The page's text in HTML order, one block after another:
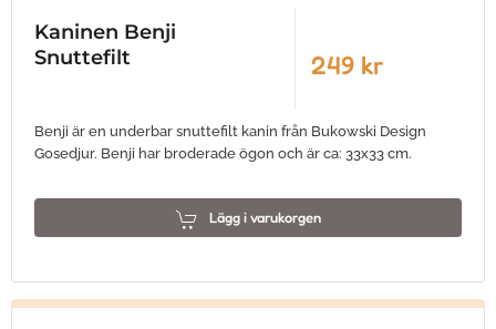
Kaninen Benji
Snuttefilt
249 kr
Benji är en underbar snuttefilt kanin från Bukowski Design
Gosedjur. Benji har broderade ögon och är ca: 33x33 cm.
Lägg i varukorgen